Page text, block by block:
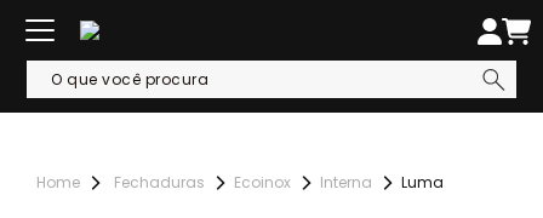
Fechaduras Ecoinox Interna Luma